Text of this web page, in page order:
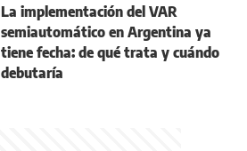
La implementación del VAR
semiautomático en Argentina ya
tiene fecha: de qué trata y cuándo
debutaría